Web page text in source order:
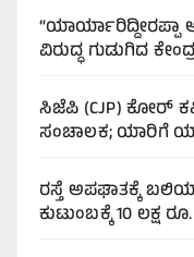
ವಿರುದ್ಧ ಗುಡುಗಿದ
ಸಿಜೆಪಿ (CJP) ಕೋರ್
ಸಂಚಾಲಕ; ಯಾರಿಗೆ
ರಸ್ತೆ ಅಪಘಾತಕ್ಕೆ
ಕುಟುಂಬಕ್ಕೆ 10 ಲಕ್ಷ